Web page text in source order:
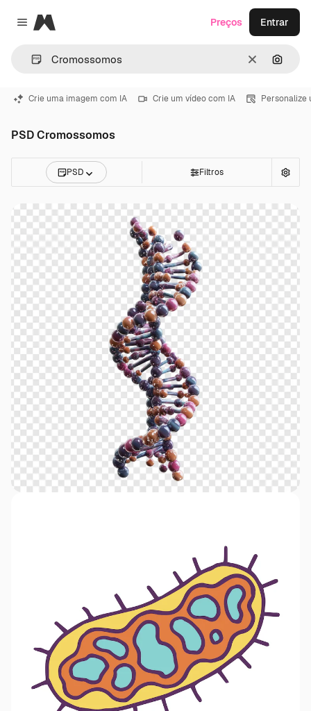
Close menu
Magnific
Limpar
Preços Entrar
Crie uma imagem com IA Crie um vídeo com IA Personalize
PSD Cromossomos
PSD Filtros